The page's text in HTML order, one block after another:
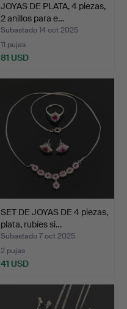
JOYAS DE PLATA, 4 piezas,
2 anillos para e…
Subastado 14 oct 2025
11 pujas
81 USD
SET DE JOYAS DE 4 piezas,
plata, rubíes si…
Subastado 7 oct 2025
2 pujas
41 USD